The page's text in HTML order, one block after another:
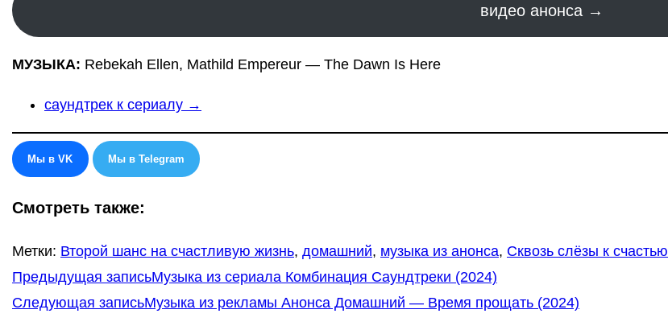
видео анонса →
МУЗЫКА: Rebekah Ellen, Mathild Empereur — The Dawn Is Here
саундтрек к сериалу →
Мы в VK Мы в Telegram
Смотреть также:
Метки: Второй шанс на счастливую жизнь, домашний, музыка из анонса, Сквозь слёзы к счастью
Еще
статьи
Предыдущая записьМузыка из сериала Комбинация Саундтреки (2024)
Следующая записьМузыка из рекламы Анонса Домашний — Время прощать (2024)